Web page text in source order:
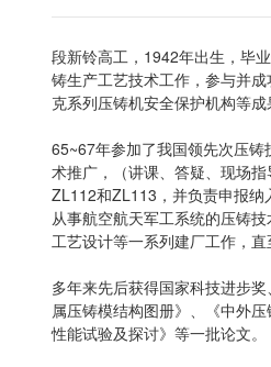
段新铃高工，1942年出生，毕
铸生产工艺技术工作，参与并
克系列压铸机安全保护机构等成
65~67年参加了我国领先次压
术推广，（讲课、答疑、现场
ZL112和ZL113，并负责申报纳
从事航空航天军工系统的压铸
工艺设计等一系列建厂工作，直
多年来先后获得国家科技进步
属压铸模结构图册》、《中外
性能试验及探讨》等一批论文。